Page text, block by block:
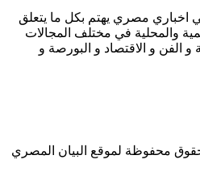
اخباري مصري يهتم بكل ما يتعلق
والمحلية في مختلف المجالات
و الفن و الاقتصاد و البورصة و
2026، جميع الحقوق محفوظة لموقع البيان المصري